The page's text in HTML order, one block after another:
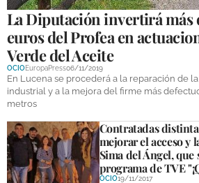
OCIO
COFRADÍAS
DEPORTES
COMPETICIONES
DEPORTE BASE
OPINIÓN
La Diputación invertirá más
euros del Profea en
Verde del Aceite
OCIOEuropaPress06/11/2019
En Lucena se procederá a la reparación de
industrial y a la mejora del firme más
metros
Contratadas
mejorar el acceso y
Sima del Ángel,
programa de TVE
OCIO19/11/2017